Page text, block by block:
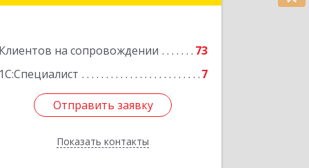
Клиентов на сопровождении
73
1С:Специалист
7
Отправить заявку
Показать контакты
Подробнее
Отправить заявку
Назад